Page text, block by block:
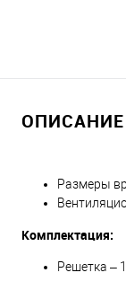
ОПИСАНИЕ
Размеры
Комплектация:
Решетка –